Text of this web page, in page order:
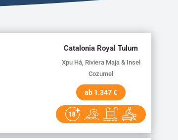
Catalonia Royal Tulum
Xpu Há, Riviera Maja & Insel
Cozumel
ab 1.347 €